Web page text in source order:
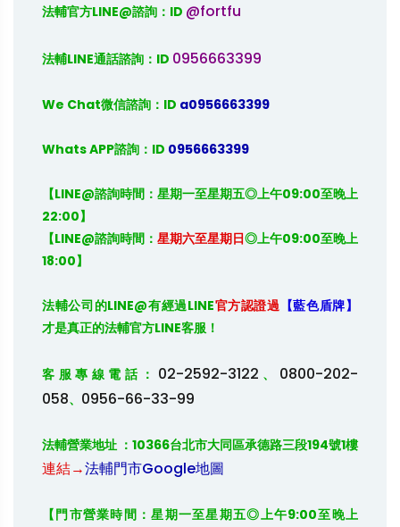
法輔官方LINE@諮詢：ID @fortfu
法輔LINE通話諮詢：ID 0956663399
We Chat微信諮詢：ID a0956663399
Whats APP諮詢：ID 0956663399
【LINE@諮詢時間：星期一至星期五◎上午09:00至晚上
22:00】
【LINE@諮詢時間： 星期六至星期日◎上午09:00至晚上
18:00】
法輔公司的LINE@有經過LINE官方認證過 【藍色盾牌】
才是真正的法輔官方LINE客服！
客服專線電話： 02-2592-3122 、 0800-202-
058、 0956-66-33-99
法輔營業地址 ：10366台北市大同區承德路三段194號1樓
連結→法輔門市Google地圖
【門市營業時間：星期一至星期五◎上午9:00至晚上